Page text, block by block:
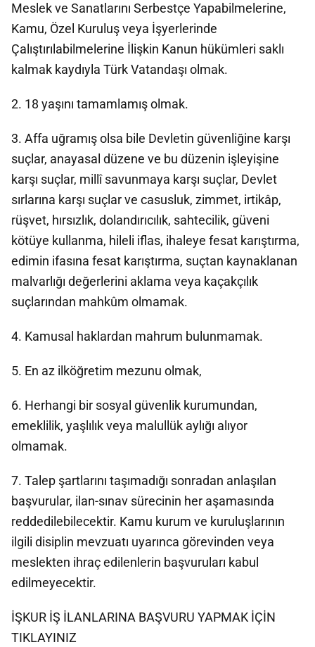
Meslek ve Sanatlarını Serbestçe Yapabilmelerine,
Kamu, Özel Kuruluş veya İşyerlerinde
Çalıştırılabilmelerine İlişkin Kanun hükümleri saklı
kalmak kaydıyla Türk Vatandaşı olmak.
2. 18 yaşını tamamlamış olmak.
3. Affa uğramış olsa bile Devletin güvenliğine karşı
suçlar, anayasal düzene ve bu düzenin işleyişine
karşı suçlar, millî savunmaya karşı suçlar, Devlet
sırlarına karşı suçlar ve casusluk, zimmet, irtikâp,
rüşvet, hırsızlık, dolandırıcılık, sahtecilik, güveni
kötüye kullanma, hileli iflas, ihaleye fesat karıştırma,
edimin ifasına fesat karıştırma, suçtan kaynaklanan
malvarlığı değerlerini aklama veya kaçakçılık
suçlarından mahkûm olmamak.
4. Kamusal haklardan mahrum bulunmamak.
5. En az ilköğretim mezunu olmak,
6. Herhangi bir sosyal güvenlik kurumundan,
emeklilik, yaşlılık veya malullük aylığı alıyor
olmamak.
7. Talep şartlarını taşımadığı sonradan anlaşılan
başvurular, ilan-sınav sürecinin her aşamasında
reddedilebilecektir. Kamu kurum ve kuruluşlarının
ilgili disiplin mevzuatı uyarınca görevinden veya
meslekten ihraç edilenlerin başvuruları kabul
edilmeyecektir.
İŞKUR İŞ İLANLARINA BAŞVURU YAPMAK İÇİN
TIKLAYINIZ